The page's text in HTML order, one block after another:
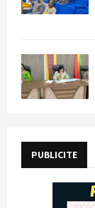
PUBLICITE